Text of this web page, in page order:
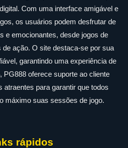
Com uma interface amigável e
os usuários podem desfrutar de
e emocionantes, desde jogos de
de ação. O site destaca-se por sua
garantindo uma experiência de
PG888 oferece suporte ao cliente
atraentes para garantir que todos
máximo suas sessões de jogo.
rápidos